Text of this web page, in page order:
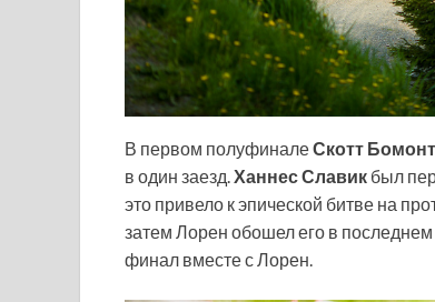
В первом полуфиналеСкотт
в один заезд.Ханнес Славик был
это привело к эпической битве на
затем Лорен обошел его в
финал вместе с Лорен.